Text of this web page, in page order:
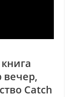
вечер,
Catch